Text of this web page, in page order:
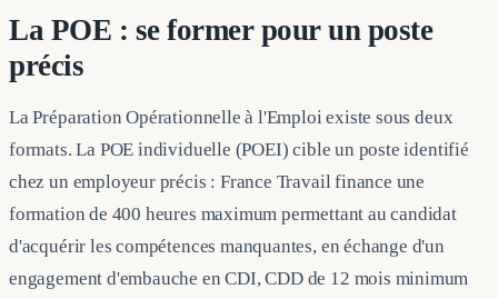
La POE : se former pour un poste
précis
La Préparation Opérationnelle à l'Emploi existe sous deux
formats. La POE individuelle (POEI) cible un poste identifié
chez un employeur précis : France Travail finance une
formation de 400 heures maximum permettant au candidat
d'acquérir les compétences manquantes, en échange d'un
engagement d'embauche en CDI, CDD de 12 mois minimum